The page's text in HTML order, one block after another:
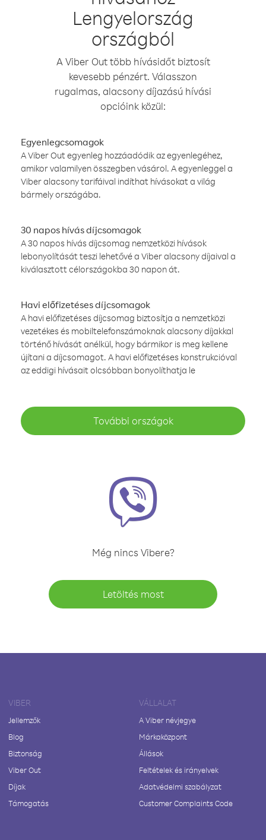
Lengyelország
országból
A Viber Out több hívásidőt biztosít
kevesebb pénzért. Válasszon
rugalmas, alacsony díjazású hívási
opcióink közül:
Egyenlegcsomagok
A Viber Out egyenleg hozzáadódik az egyenlegéhez,
amikor valamilyen összegben vásárol. A egyenleggel a
Viber alacsony tarifáival indíthat hívásokat a világ
bármely országába.
30 napos hívás díjcsomagok
A 30 napos hívás díjcsomag nemzetközi hívások
lebonyolítását teszi lehetővé a Viber alacsony díjaival a
kiválasztott célországokba 30 napon át.
Havi előfizetéses díjcsomagok
A havi előfizetéses díjcsomag biztosítja a nemzetközi
vezetékes és mobiltelefonszámoknak alacsony díjakkal
történő hívását anélkül, hogy bármikor is meg kellene
újítani a díjcsomagot. A havi előfizetéses konstrukcióval
az eddigi hívásait olcsóbban bonyolíthatja le
További országok
Még nincs Vibere?
Letöltés most
VIBER
Jellemzők
Blog
Biztonság
Viber Out
Díjak
Támogatás
VÁLLALAT
A Viber névjegye
Márkaközpont
Állások
Feltételek és irányelvek
Adatvédelmi szabályzat
Customer Complaints Code